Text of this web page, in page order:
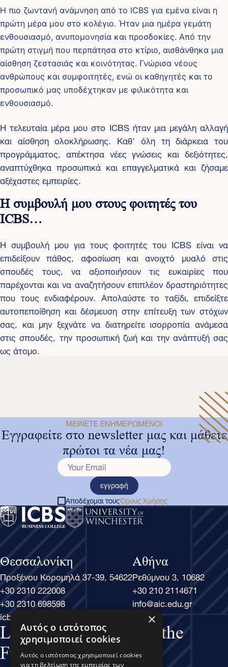
Η πιο ζωντανή ανάμνηση από το ICBS για εμένα είναι η
πρώτη μέρα μου στο κολέγιο. Ήταν μια ημέρα γεμάτη
ενθουσιασμό, ανυπομονησία και προσδοκίες. Από την
πρώτη στιγμή που περπάτησα στο κτίριο, αισθάνθηκα μια
αίσθηση ζεστασιάς και κοινότητας. Γνώρισα νέους
ανθρώπους και συμφοιτητές, ενώ οι καθηγητές και το
προσωπικό μας υποδέχτηκαν με φιλικότητα και
ενθουσιασμό.
Η τελευταία μέρα μου στο ICBS ήταν μια μεγάλη αλλαγή
και αίσθηση ολοκλήρωσης. Καθ' όλη τη διάρκεια του
προγράμματος, απέκτησα νέες γνώσεις και δεξιότητες,
αναπτύχθηκα προσωπικά και επαγγελματικά και ζήσαμε
αξέχαστες εμπειρίες.
Η συμβουλή μου στους φοιτητές του
ICBS…
Η συμβουλή μου για τους φοιτητές του ICBS είναι να
επιδείξουν πάθος, αφοσίωση και ανοιχτό μυαλό στις
σπουδές τους, να αξιοποιήσουν τις ευκαιρίες που
παρέχονται και να αναζητήσουν επιπλέον δραστηριότητες
που τους ενδιαφέρουν. Απολαύστε το ταξίδι, επιδείξτε
αυτοπεποίθηση και δέσμευση στην επίτευξη των στόχων
σας, και μην ξεχνάτε να διατηρείτε ισορροπία ανάμεσα
στις σπουδές, την προσωπική ζωή και την ανάπτυξή σας
ως άτομο.
ΜΕΊΝΕΤΕ ΕΝΗΜΕΡΩΜΈΝΟΙ
Εγγραφείτε στο newsletter μας και μάθετε
πρώτοι τα νέα μας!
εγγραφή
Αποδέχομαι τουςΌρους Χρήσης
Θεσσαλονίκη
Προξένου Κορομηλά 37-39, 54622
+30 2310 222008
+30 2310 698598
icbs@icbs.gr
Αθήνα
Ρεθύμνου 3, 10682
+30 210 2114671
info@aic.edu.gr
Learn Business, Lead the
Future
×
Αυτός ο ιστότοπος
χρησιμοποιεί cookies
Αυτός ο ιστότοπος χρησιμοποιεί cookies
για τη βελτίωση της εμπειρίας των